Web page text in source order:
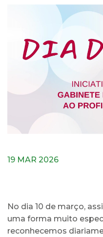
19 MAR 2026
No dia 10 de março,
uma forma muito
reconhecemos